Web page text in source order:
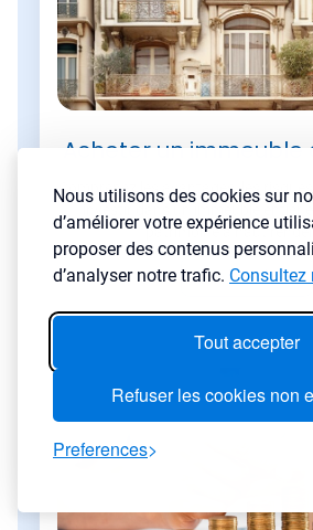
Nous utilisons des cookies sur
d’améliorer votre expérience
proposer des contenus
d’analyser notre trafic. Consultez
Tout accepter
Refuser les cookies non
Preferences
Acheter un
Comprenez les avantages, les risques
patrimoine à haut
Lire l'article →